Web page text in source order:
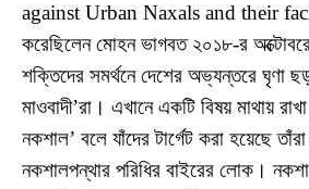
against Urban Naxals and their
করেছিলেন মোহন ভাগবত ২০১৮-র
শক্তিদের সমর্থনে দেশের অভ্যন্তরে ঘৃণা
মাওবাদী’রা। এখানে একটি বিষয় মাথায়
নকশাল’ বলে যাঁদের টার্গেট করা হয়েছে
নকশালপন্থার পরিধির বাইরের লোক।